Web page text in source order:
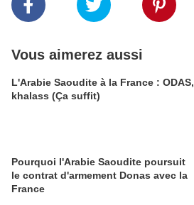
Vous aimerez aussi
L'Arabie Saoudite à la France : ODAS,
khalass (Ça suffit)
Pourquoi l'Arabie Saoudite poursuit
le contrat d'armement Donas avec la
France